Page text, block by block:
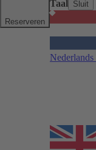
Reserveren
Taal Sluit
Nederlands